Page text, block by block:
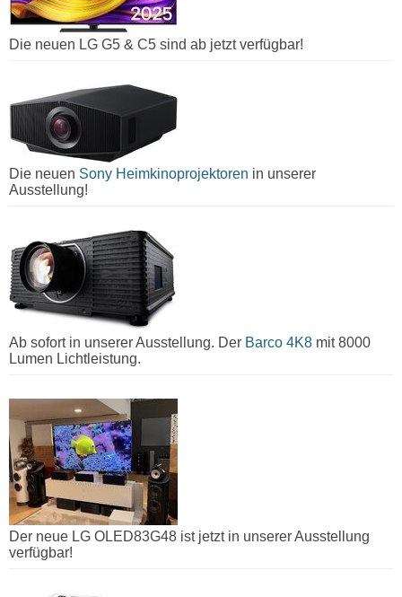
Die neuen LG G5 & C5 sind ab jetzt verfügbar!
Die neuen Sony Heimkinoprojektoren in unserer
Ausstellung!
Ab sofort in unserer Ausstellung. Der Barco 4K8 mit 8000
Lumen Lichtleistung.
Der neue LG OLED83G48 ist jetzt in unserer Ausstellung
verfügbar!